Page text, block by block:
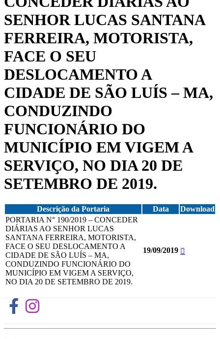
SENHOR LUCAS SANTANA
FERREIRA, MOTORISTA,
FACE O SEU
DESLOCAMENTO A
CIDADE DE SÃO LUÍS – MA,
CONDUZINDO
FUNCIONÁRIO DO
MUNICÍPIO EM VIGEM A
SERVIÇO, NO DIA 20 DE
SETEMBRO DE 2019.
Descrição da Portaria Data
Download
PORTARIA N° 190/2019 – CONCEDER
DIÁRIAS AO SENHOR LUCAS
SANTANA FERREIRA, MOTORISTA,
FACE O SEU DESLOCAMENTO A
CIDADE DE SÃO LUÍS – MA,
CONDUZINDO FUNCIONÁRIO DO
MUNICÍPIO EM VIGEM A SERVIÇO,
NO DIA 20 DE SETEMBRO DE 2019.
19/09/2019